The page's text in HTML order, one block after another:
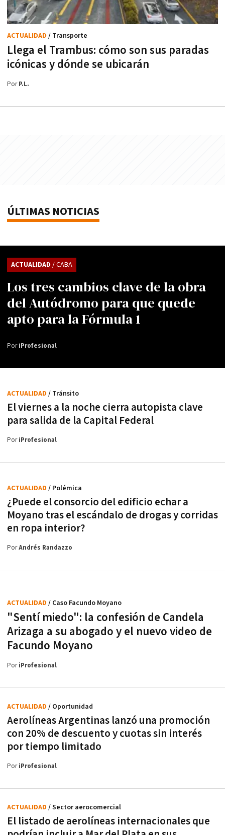
Llega el Trambus: cómo son sus paradas
icónicas y dónde se ubicarán
ACTUALIDAD / Transporte
PorP.L.
ÚLTIMAS NOTICIAS
Los tres cambios clave de la obra
del Autódromo para que quede
apto para la Fórmula 1
ACTUALIDAD / CABA
PoriProfesional
El viernes a la noche cierra autopista clave
para salida de la Capital Federal
ACTUALIDAD / Tránsito
PoriProfesional
¿Puede el consorcio del edificio echar a
Moyano tras el escándalo de drogas y corridas
en ropa interior?
ACTUALIDAD / Polémica
PorAndrés Randazzo
"Sentí miedo": la confesión de Candela
Arizaga a su abogado y el nuevo video de
Facundo Moyano
ACTUALIDAD / Caso Facundo Moyano
PoriProfesional
Aerolíneas Argentinas lanzó una promoción
con 20% de descuento y cuotas sin interés
por tiempo limitado
ACTUALIDAD / Oportunidad
PoriProfesional
El listado de aerolíneas internacionales que
ACTUALIDAD / Sector aerocomercial